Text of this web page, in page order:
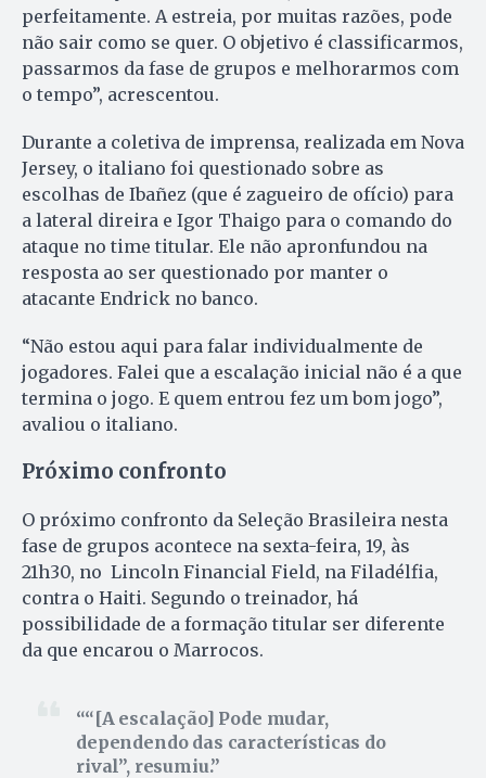
perfeitamente. A estreia, por muitas razões, pode
não sair como se quer. O objetivo é classificarmos,
passarmos da fase de grupos e melhorarmos com
o tempo”, acrescentou.
Durante a coletiva de imprensa, realizada em Nova
Jersey, o italiano foi questionado sobre as
escolhas de Ibañez (que é zagueiro de ofício) para
a lateral direira e Igor Thaigo para o comando do
ataque no time titular. Ele não apronfundou na
resposta ao ser questionado por manter o
atacante Endrick no banco.
“Não estou aqui para falar individualmente de
jogadores. Falei que a escalação inicial não é a que
termina o jogo. E quem entrou fez um bom jogo”,
avaliou o italiano.
Próximo confronto
O próximo confronto da Seleção Brasileira nesta
fase de grupos acontece na sexta-feira, 19, às
21h30, no Lincoln Financial Field, na Filadélfia,
contra o Haiti. Segundo o treinador, há
possibilidade de a formação titular ser diferente
da que encarou o Marrocos.
“[A escalação] Pode mudar,
dependendo das características do
rival”, resumiu.